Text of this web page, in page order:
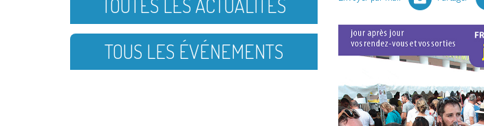
TOUTES LES ACTUALITÉS
TOUS LES ÉVÉNEMENTS